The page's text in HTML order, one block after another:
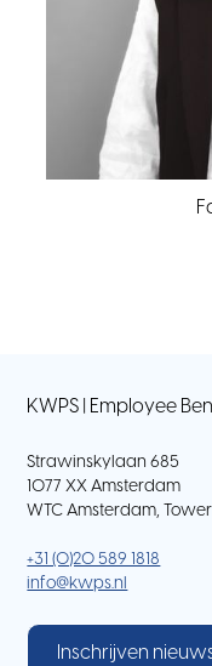
KWPS | Employee
Strawinskylaan 685
1077 XX Amsterdam
WTC Amsterdam,
+31 (0)20 589 1818
info@kwps.nl
Inschrijven